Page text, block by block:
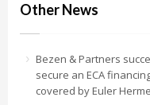
Other News
Bezen & Partners
secure an ECA
covered by Euler